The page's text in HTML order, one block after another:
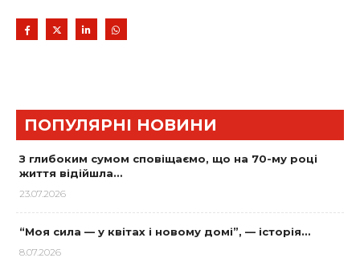
ПОПУЛЯРНІ НОВИНИ
З глибоким сумом сповіщаємо, що на 70-му році
життя відійшла…
23.07.2026
“Моя сила — у квітах і новому домі”, — історія…
8.07.2026